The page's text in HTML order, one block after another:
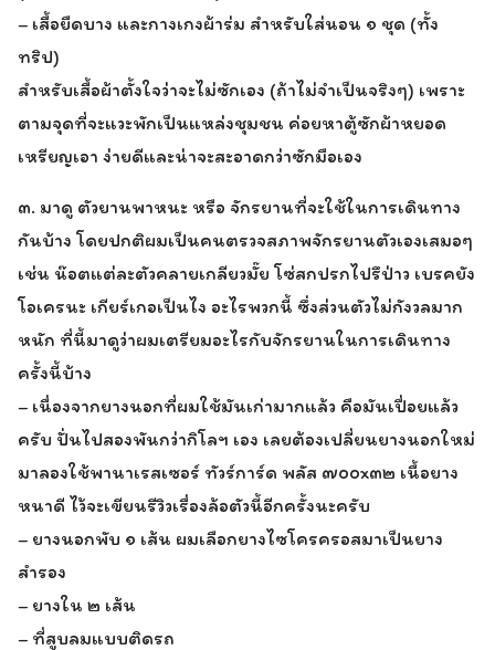
– เสื้อยืดบาง และกางเกงผ้าร่ม สำหรับใส่นอน ๑ ชุด (ทั้ง
ทริป)
สำหรับเสื้อผ้าตั้งใจว่าจะไม่ซักเอง (ถ้าไม่จำเป็นจริงๆ) เพราะ
ตามจุดที่จะแวะพักเป็นแหล่งชุมชน ค่อยหาตู้ซักผ้าหยอด
เหรียญเอา ง่ายดีและน่าจะสะอาดกว่าซักมือเอง
๓. มาดู ตัวยานพาหนะ หรือ จักรยานที่จะใช้ในการเดินทาง
กันบ้าง โดยปกติผมเป็นคนตรวจสภาพจักรยานตัวเองเสมอๆ
เช่น น๊อตแต่ละตัวคลายเกลียวมั๊ย โซ่สกปรกไปรึป่าว เบรคยัง
โอเครนะ เกียร์เกอเป็นไง อะไรพวกนี้ ซึ่งส่วนตัวไม่กังวลมาก
หนัก ที่นี้มาดูว่าผมเตรียมอะไรกับจักรยานในการเดินทาง
ครั้งนี้บ้าง
– เนื่องจากยางนอกที่ผมใช้มันเก่ามากแล้ว คือมันเปื่อยแล้ว
ครับ ปั่นไปสองพันกว่ากิโลฯ เอง เลยต้องเปลี่ยนยางนอกใหม่
มาลองใช้พานาเรสเซอร์ ทัวร์การ์ด พลัส ๗๐๐x๓๒ เนื้อยาง
หนาดี ไว้จะเขียนรีวิวเรื่องล้อตัวนี้อีกครั้งนะครับ
– ยางนอกพับ ๑ เส้น ผมเลือกยางไซโครครอสมาเป็นยาง
สำรอง
– ยางใน ๒ เส้น
– ที่สูบลมแบบติดรถ